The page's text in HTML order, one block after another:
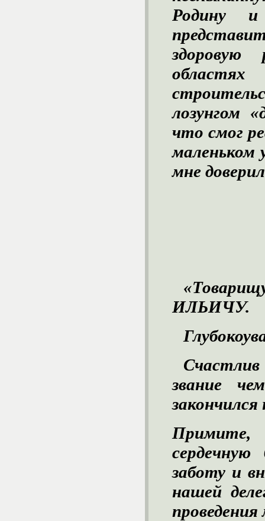
Родину
областях
лозунгом
что смог
маленьком
мне
ИЛЬИЧУ.
звание
сердечную
заботу и
нашей